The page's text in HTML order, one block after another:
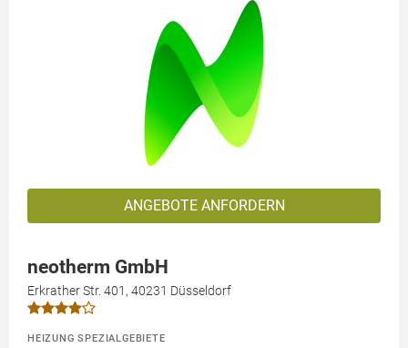
ANGEBOTE ANFORDERN
neotherm GmbH
Erkrather Str. 401, 40231 Düsseldorf
HEIZUNG SPEZIALGEBIETE